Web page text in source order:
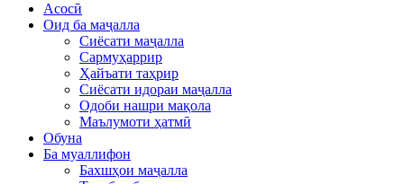
Асосӣ
Оид ба маҷалла
Сиёсати маҷалла
Сармуҳаррир
Ҳайъати таҳрир
Сиёсати идораи маҷалла
Одоби нашри мақола
Маълумоти ҳатмӣ
Обуна
Ба муаллифон
Бахшҳои маҷалла